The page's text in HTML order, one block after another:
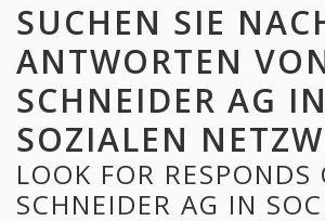
SUCHEN SIE
ANTWORTEN
SCHNEIDER AG IN
SOZIALEN
LOOK FOR
SCHNEIDER AG IN